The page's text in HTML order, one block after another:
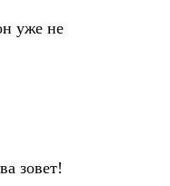
уже не
зовет!